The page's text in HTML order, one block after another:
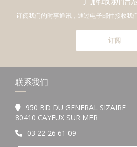
订阅我们的时事通讯，通过电子邮件接收我
订阅
联系我们
950 BD DU GENERAL SIZAIRE
80410 CAYEUX SUR MER
03 22 26 61 09